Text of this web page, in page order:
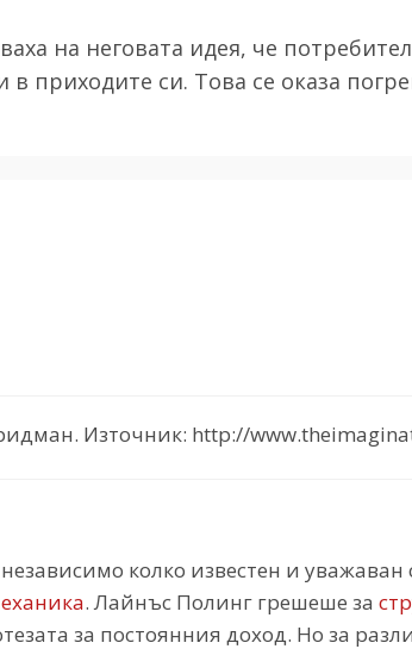
на неговата идея, че
приходите си. Това се оказа
Източник: http://
колко известен и
. Лайнъс Полинг грешеше за
за постоянния доход. Но за